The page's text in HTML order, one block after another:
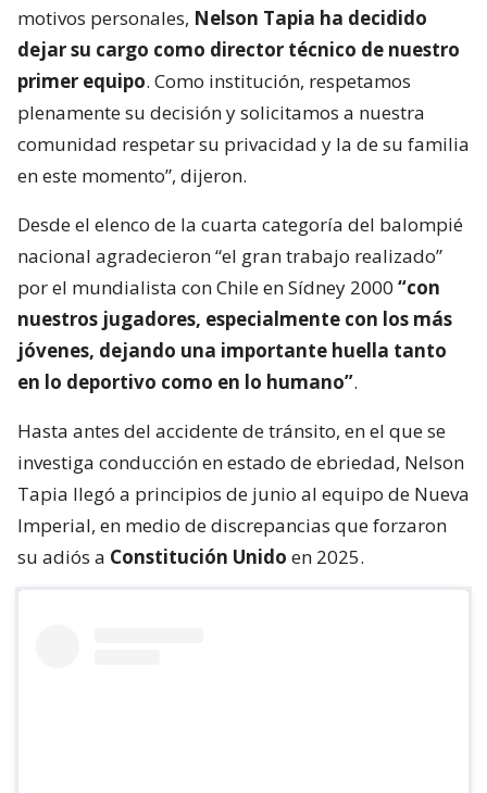
motivos personales, Nelson Tapia ha decidido
dejar su cargo como director técnico de nuestro
primer equipo. Como institución, respetamos
plenamente su decisión y solicitamos a nuestra
comunidad respetar su privacidad y la de su familia
en este momento”, dijeron.
Desde el elenco de la cuarta categoría del balompié
nacional agradecieron “el gran trabajo realizado”
por el mundialista con Chile en Sídney 2000 “con
nuestros jugadores, especialmente con los más
jóvenes, dejando una importante huella tanto
en lo deportivo como en lo humano”.
Hasta antes del accidente de tránsito, en el que se
investiga conducción en estado de ebriedad, Nelson
Tapia llegó a principios de junio al equipo de Nueva
Imperial, en medio de discrepancias que forzaron
su adiós a Constitución Unido en 2025.